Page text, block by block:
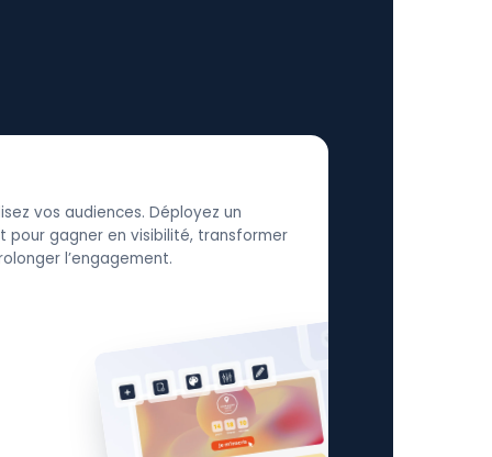
vos audiences. Déployez un
gagner en visibilité, transformer
l’engagement.